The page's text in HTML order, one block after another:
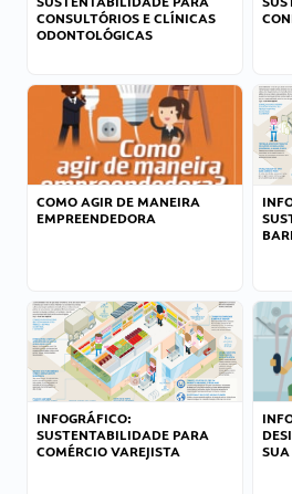
CONSULTÓRIOS E CLÍNICAS
ODONTOLÓGICAS
COMO AGIR DE MANEIRA
EMPREENDEDORA
INFOGRÁFICO:
SUSTENTABILIDADE PARA
COMÉRCIO VAREJISTA